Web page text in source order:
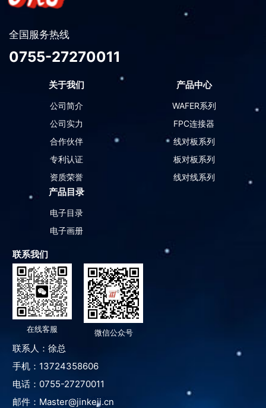
全国服务热线
0755-27270011
关于我们
公司简介
公司实力
合作伙伴
专利认证
资质荣誉
产品中心
WAFER系列
FPC连接器
线对板系列
板对板系列
线对线系列
产品目录
电子目录
电子画册
联系我们
在线客服 微信公众号
联系人：徐总
手机：13724358606
电话：0755-27270011
邮件：Master@jinkeji.cn